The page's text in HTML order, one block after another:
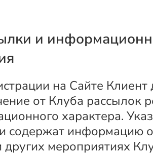
и
на Сайте Клиент
от Клуба рассылок
характера.
содержат информацию
других мероприятиях